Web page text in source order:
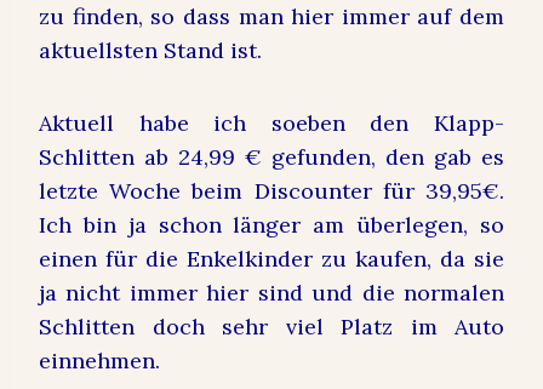
zu finden, so dass man hier immer auf dem
aktuellsten Stand ist.
Aktuell habe ich soeben den Klapp-
Schlitten ab 24,99 € gefunden, den gab es
letzte Woche beim Discounter für 39,95€.
Ich bin ja schon länger am überlegen, so
einen für die Enkelkinder zu kaufen, da sie
ja nicht immer hier sind und die normalen
Schlitten doch sehr viel Platz im Auto
einnehmen.